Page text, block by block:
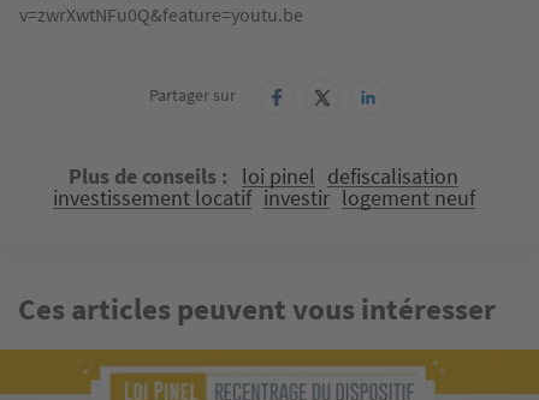
v=zwrXwtNFu0Q&feature=youtu.be
Partager sur
Plus de conseils loi pinel defiscalisation
investissement locatif investir logement neuf
Ces articles peuvent vous intéresser